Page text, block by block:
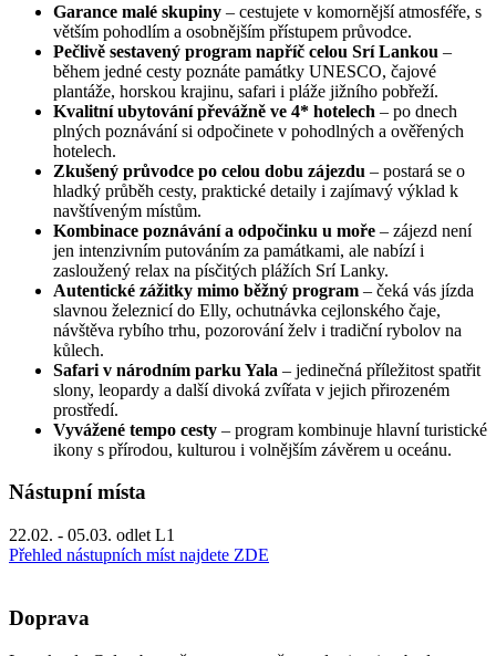
Garance malé skupiny – cestujete v komornější atmosféře, s
větším pohodlím a osobnějším přístupem průvodce.
Pečlivě sestavený program napříč celou Srí Lankou –
během jedné cesty poznáte památky UNESCO, čajové
plantáže, horskou krajinu, safari i pláže jižního pobřeží.
Kvalitní ubytování převážně ve 4* hotelech – po dnech
plných poznávání si odpočinete v pohodlných a ověřených
hotelech.
Zkušený průvodce po celou dobu zájezdu – postará se o
hladký průběh cesty, praktické detaily i zajímavý výklad k
navštíveným místům.
Kombinace poznávání a odpočinku u moře – zájezd není
jen intenzivním putováním za památkami, ale nabízí i
zasloužený relax na písčitých plážích Srí Lanky.
Autentické zážitky mimo běžný program – čeká vás jízda
slavnou železnicí do Elly, ochutnávka cejlonského čaje,
návštěva rybího trhu, pozorování želv i tradiční rybolov na
kůlech.
Safari v národním parku Yala – jedinečná příležitost spatřit
slony, leopardy a další divoká zvířata v jejich přirozeném
prostředí.
Vyvážené tempo cesty – program kombinuje hlavní turistické
ikony s přírodou, kulturou i volnějším závěrem u oceánu.
Nástupní místa
22.02. - 05.03. odlet L1
Přehled nástupních míst najdete ZDE
Doprava